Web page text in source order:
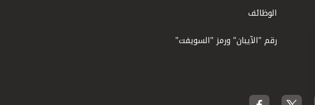
الوظائف
رقم "الآيبان" ورمز "السويفت"